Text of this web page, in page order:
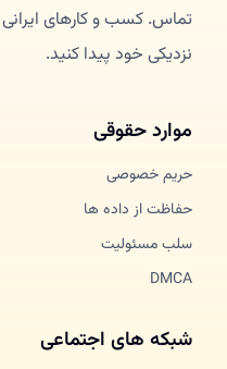
تماس. کسب و کارهای ایرانی
نزدیکی خود پیدا کنید.
موارد حقوقی
حریم خصوصی
حفاظت از داده ها
سلب مسئولیت
DMCA
شبکه های اجتماعی